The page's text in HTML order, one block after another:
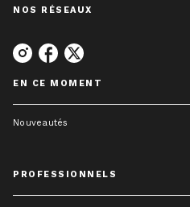
NOS RÉSEAUX
EN CE MOMENT
Nouveautés
PROFESSIONNELS